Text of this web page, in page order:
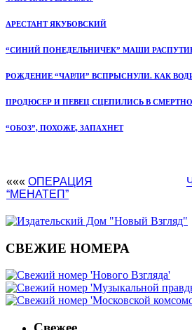
АРЕСТАНТ ЯКУБОВСКИЙ
“СИНИЙ ПОНЕДЕЛЬНИЧЕК” МАШИ
РОЖДЕНИЕ “ЧАРЛИ” ВСПРЫСНУЛИ. КАК
ПРОДЮСЕР И ПЕВЕЦ СЦЕПИЛИСЬ В
“ОБОЗ”, ПОХОЖЕ, ЗАПАХНЕТ
««« ОПЕРАЦИЯ
“МЕНАТЕП”
СВЕЖИЕ НОМЕРА